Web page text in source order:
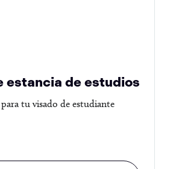
estancia de estudios
tu visado de estudiante